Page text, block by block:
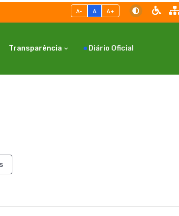
A- A A+
Transparência Diário Oficial